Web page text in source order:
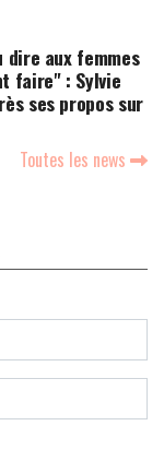
dire aux femmes
faire" : Sylvie
ses propos sur
Toutes les news